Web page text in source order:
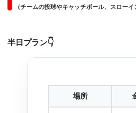
（チームの投球やキャッチボール、スローイ
半日プラン👇
場所